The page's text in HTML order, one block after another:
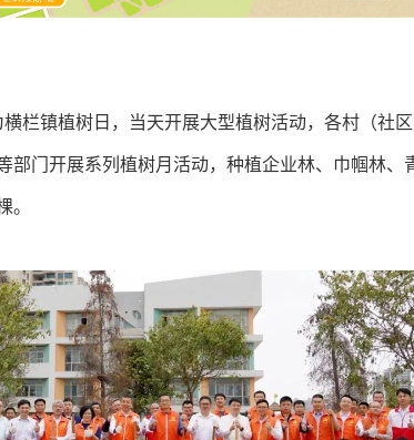
镇植树日，当天开展大型植树活动，各村（社
部门开展系列植树月活动，种植企业林、巾帼林、
。